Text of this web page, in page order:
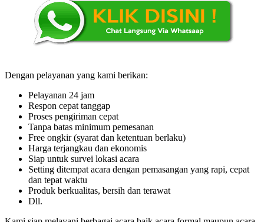
Dengan pelayanan yang kami berikan:
Pelayanan 24 jam
Respon cepat tanggap
Proses pengiriman cepat
Tanpa batas minimum pemesanan
Free ongkir (syarat dan ketentuan berlaku)
Harga terjangkau dan ekonomis
Siap untuk survei lokasi acara
Setting ditempat acara dengan pemasangan yang rapi, cepat
dan tepat waktu
Produk berkualitas, bersih dan terawat
Dll.